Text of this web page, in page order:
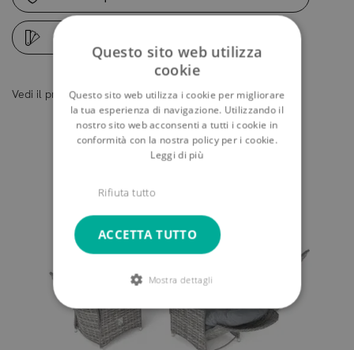
Campioni fotografici
Vedi il prodotto a 360°
Un mobilio fatto per te
Questo sito web utilizza
cookie
Questo sito web utilizza i cookie per migliorare
la tua esperienza di navigazione. Utilizzando il
nostro sito web acconsenti a tutti i cookie in
conformità con la nostra policy per i cookie.
Leggi di più
ACCETTA TUTTO
Rifiuta tutto
Mostra dettagli